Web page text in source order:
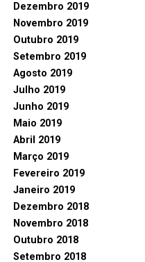
Dezembro 2019
Novembro 2019
Outubro 2019
Setembro 2019
Agosto 2019
Julho 2019
Junho 2019
Maio 2019
Abril 2019
Março 2019
Fevereiro 2019
Janeiro 2019
Dezembro 2018
Novembro 2018
Outubro 2018
Setembro 2018